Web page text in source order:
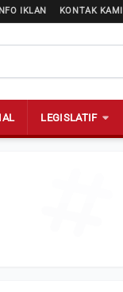
IKLAN KONTAK KAMI
LEGISLATIF